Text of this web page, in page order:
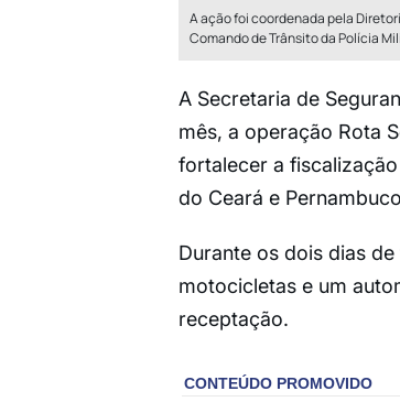
A ação foi coordenada pela
Comando de Trânsito da Polícia
A Secretaria de
mês, a operação Rota
fortalecer a
do Ceará e
Durante os dois dias
motocicletas e um
receptação.